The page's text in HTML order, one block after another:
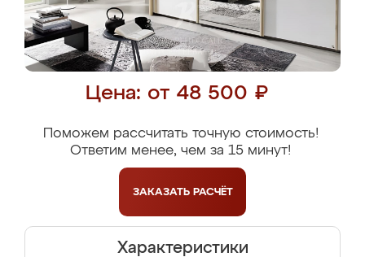
Цена: от 48 500 ₽
Поможем рассчитать точную стоимость!
Ответим менее, чем за 15 минут!
ЗАКАЗАТЬ РАСЧЁТ
Характеристики